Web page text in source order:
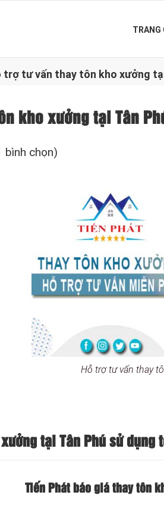
TRANG
trợ tư vấn thay tôn kho xưởng tại
kho xưởng tại Tân
bình chọn)
Hỗ trợ tư vấn thay
tại Tân Phú sử dụng
Tiến Phát báo giá thay tôn